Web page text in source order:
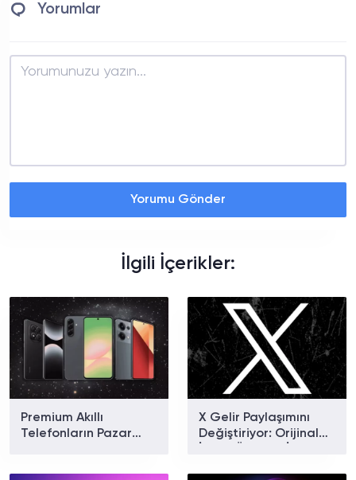
Yorumlar
Yorumu Gönder
İlgili İçerikler:
Premium Akıllı
Telefonların Pazar
X Gelir Paylaşımını
Değiştiriyor: Orijinal